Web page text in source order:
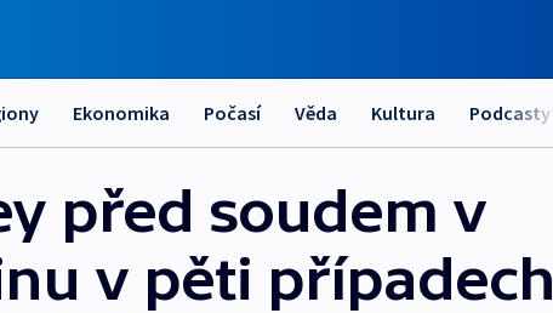
Ekonomika Počasí Věda Kultura Podcasty
před soudem v
v pěti případech